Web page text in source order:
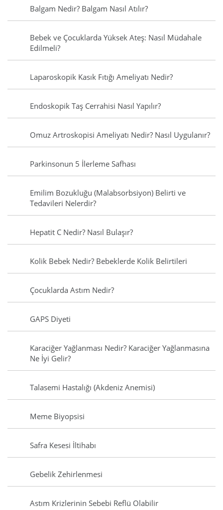
Balgam Nedir? Balgam Nasıl Atılır?
Bebek ve Çocuklarda Yüksek Ateş: Nasıl Müdahale
Edilmeli?
Laparoskopik Kasık Fıtığı Ameliyatı Nedir?
Endoskopik Taş Cerrahisi Nasıl Yapılır?
Omuz Artroskopisi Ameliyatı Nedir? Nasıl Uygulanır?
Parkinsonun 5 İlerleme Safhası
Emilim Bozukluğu (Malabsorbsiyon) Belirti ve
Tedavileri Nelerdir?
Hepatit C Nedir? Nasıl Bulaşır?
Kolik Bebek Nedir? Bebeklerde Kolik Belirtileri
Çocuklarda Astım Nedir?
GAPS Diyeti
Karaciğer Yağlanması Nedir? Karaciğer Yağlanmasına
Ne İyi Gelir?
Talasemi Hastalığı (Akdeniz Anemisi)
Meme Biyopsisi
Safra Kesesi İltihabı
Gebelik Zehirlenmesi
Astım Krizlerinin Sebebi Reflü Olabilir